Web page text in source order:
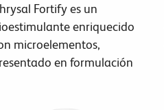
Fortify es un
enriquecido
microelementos,
en formulación